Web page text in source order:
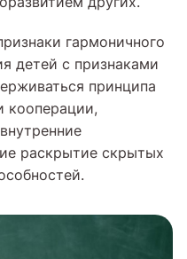
гармоничного
детей с признаками
принципа
кооперации,
раскрытие скрытых